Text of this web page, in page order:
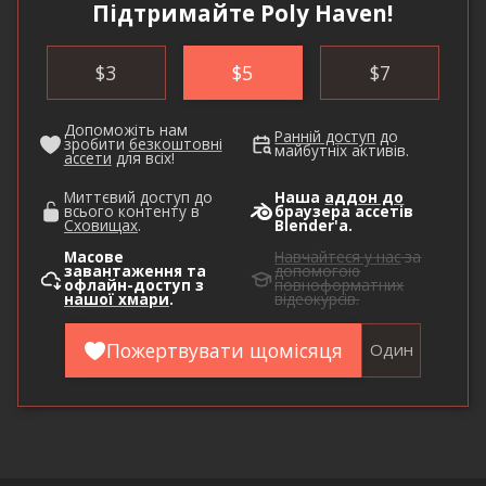
Підтримайте Poly Haven!
$3 $5 $7
Допоможіть нам
зробити безкоштовні
ассети для всіх!
Ранній доступ до
майбутніх активів.
Миттєвий доступ до
всього контенту в
Сховищах.
Наша аддон до
браузера ассетів
Blender'а.
Масове
завантаження та
офлайн-доступ з
нашої хмари.
Навчайтеся у насза
допомогою
повноформатних
відеокурсів.
Пожертвувати щомісяця Один